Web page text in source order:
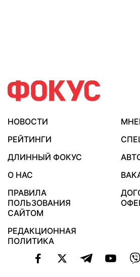
НОВОСТИ
РЕЙТИНГИ
ДЛИННЫЙ ФОКУС
О НАС
ПРАВИЛА
ПОЛЬЗОВАНИЯ
САЙТОМ
РЕДАКЦИОННАЯ
ПОЛИТИКА